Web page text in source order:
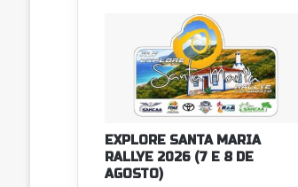
EXPLORE SANTA MARIA
RALLYE 2026 (7 E 8 DE
AGOSTO)